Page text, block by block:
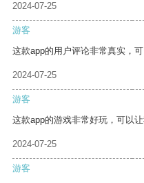
2024-07-25
游客
这款app的用户评论非常真实，
2024-07-25
游客
这款app的游戏非常好玩，可以让
2024-07-25
游客